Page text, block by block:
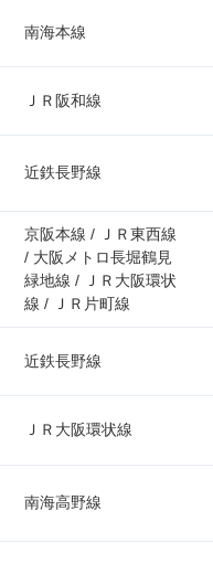
南海本線
ＪＲ阪和線
近鉄長野線
京阪本線 / ＪＲ東西線
/ 大阪メトロ長堀鶴見
緑地線 / ＪＲ大阪環状
線 / ＪＲ片町線
近鉄長野線
ＪＲ大阪環状線
南海高野線